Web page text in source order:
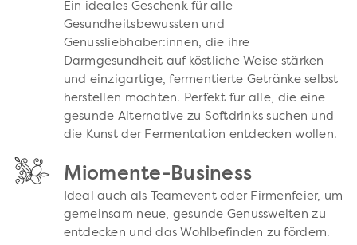
Ein ideales Geschenk für alle
Gesundheitsbewussten und
Genussliebhaber:innen, die ihre
Darmgesundheit auf köstliche Weise stärken
und einzigartige, fermentierte Getränke selbst
herstellen möchten. Perfekt für alle, die eine
gesunde Alternative zu Softdrinks suchen und
die Kunst der Fermentation entdecken wollen.
Miomente-Business
Ideal auch als Teamevent oder Firmenfeier, um
gemeinsam neue, gesunde Genusswelten zu
entdecken und das Wohlbefinden zu fördern.